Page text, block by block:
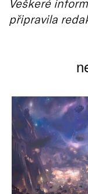
připravila